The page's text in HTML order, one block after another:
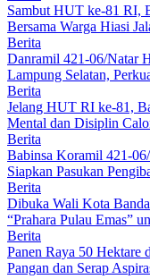
Sambut HUT ke-81 RI,
Bersama Warga Hiasi
Berita
Danramil 421-06/Natar
Lampung Selatan,
Berita
Jelang HUT RI ke-81,
Mental dan Disiplin
Berita
Babinsa Koramil 421-
Siapkan Pasukan
Berita
Dibuka Wali Kota
“Prahara Pulau Emas”
Berita
Panen Raya 50 Hektare
Pangan dan Serap